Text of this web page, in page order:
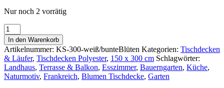
Nur noch 2 vorrätig
Pflegeleichte
Tischdecke
150
x
300
cm
SOMMERBLÜTEN
In den Warenkorb
Artikelnummer: KS-300-weiß/bunteBlüten Kategorien: Tischdecken
& Läufer, Tischdecken Polyester, 150 x 300 cm Schlagwörter:
Landhaus, Terrasse & Balkon, Esszimmer, Bauerngarten, Küche,
Naturmotiv, Frankreich, Blumen Tischdecke, Garten